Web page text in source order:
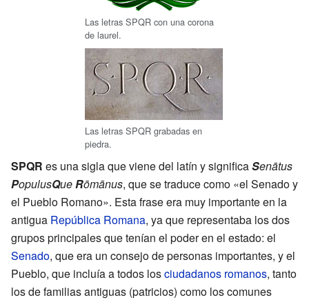
Las letras SPQR con una corona
de laurel.
Las letras SPQR grabadas en
piedra.
SPQR es una sigla que viene del latín y significaSenātus
PopulusQue Rōmānus, que se traduce como «el Senado y
el Pueblo Romano». Esta frase era muy importante en la
antigua República Romana, ya que representaba los dos
grupos principales que tenían el poder en el estado: el
Senado, que era un consejo de personas importantes, y el
Pueblo, que incluía a todos losciudadanos romanos, tanto
los de familias antiguas (patricios) como los comunes